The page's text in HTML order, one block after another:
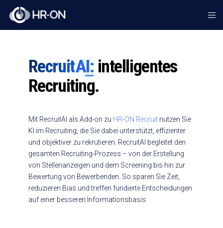
RecruitAI: intelligentes
Recruiting.
Mit RecruitAI als Add-on zu HR-ON Recruitnutzen Sie
KI im Recruiting, die Sie dabei unterstützt, effizienter
und objektiver zu rekrutieren. RecruitAI begleitet den
gesamten Recruiting-Prozess – von der Erstellung
von Stellenanzeigen und dem Screening bis hin zur
Bewertung von Bewerbenden. So sparen Sie Zeit,
reduzieren Bias und treffen fundierte Entscheidungen
auf einer besseren Informationsbasis.